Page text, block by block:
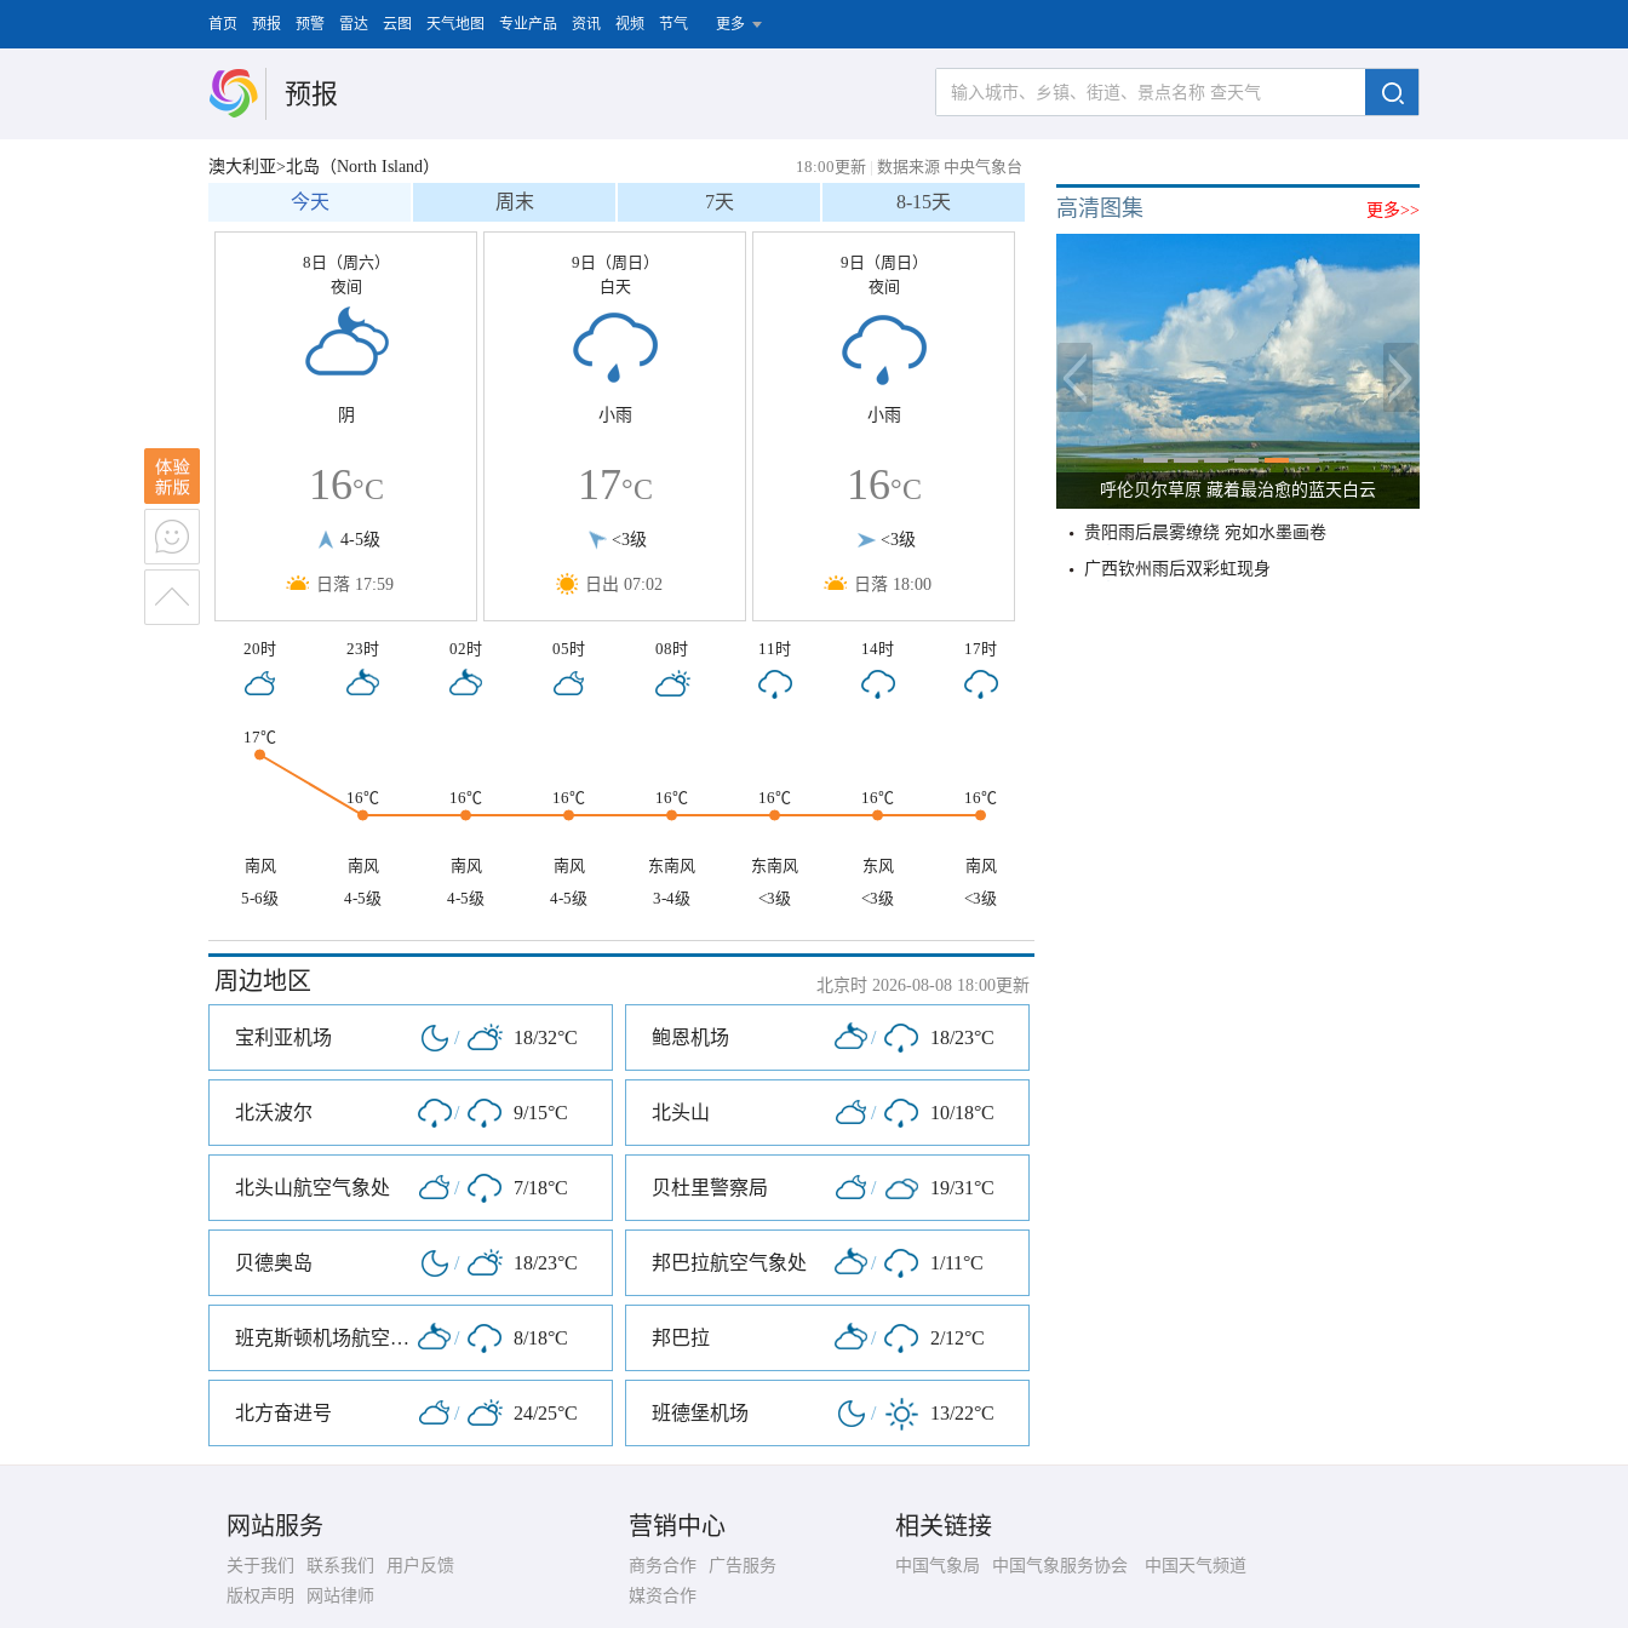
首页 预报 预警 雷达 云图 天气地图 专业产品 资讯 视频 节气 更多
预报
澳大利亚>北岛（North Island） 18:00更新 | 数据来源 中央气象台
今天 周末 7天 8-15天
8日（周六）
夜间
阴
16°C
4-5级
日落 17:59
9日（周日）
白天
小雨
17°C
<3级
日出 07:02
9日（周日）
夜间
小雨
16°C
<3级
日落 18:00
20时 23时 02时 05时 08时 11时 14时 17时
17℃
16℃ 16℃ 16℃ 16℃ 16℃ 16℃ 16℃
南风 南风 南风 南风 东南风 东南风 东风
南风
5-6级
4-5级 4-5级 4-5级 3-4级 <3级 <3级 <3级
周边地区 北京时 2026-08-08 18:00更新
宝利亚机场 / 18/32°C 鲍恩机场 / 18/23°C
北沃波尔 / 9/15°C 北头山 / 10/18°C
北头山航空气象处 / 7/18°C 贝杜里警察局 / 19/31°C
贝德奥岛 / 18/23°C 邦巴拉航空气象处 / 1/11°C
班克斯顿机场航空气象处 / 8/18°C 邦巴拉 / 2/12°C
北方奋进号 / 24/25°C 班德堡机场 / 13/22°C
更多>>
高清图集
呼伦贝尔草原 藏着最治愈的蓝天白云
贵阳雨后晨雾缭绕 宛如水墨画卷
广西钦州雨后双彩虹现身
网站服务
关于我们 联系我们
用户反馈
版权声明
网站律师
营销中心
商务合作
广告服务
媒资合作
相关链接
中国气象局 中国气象服务协会 中国天气频道